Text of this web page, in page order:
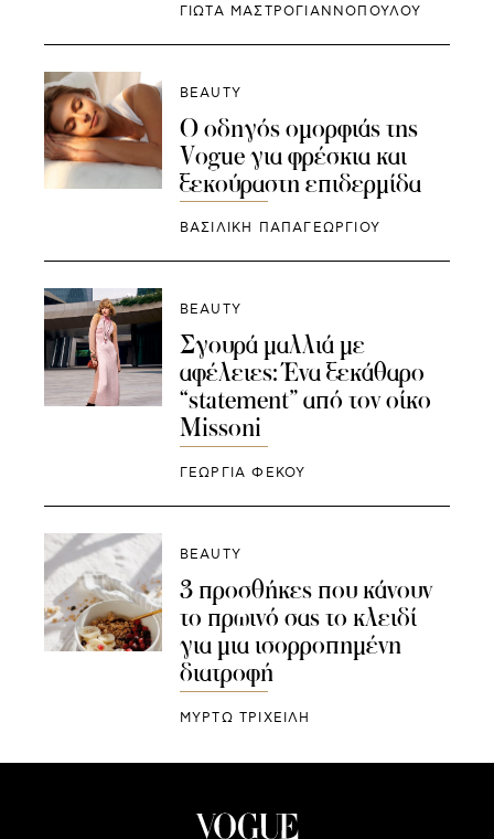
ΓΙΩΤΑ ΜΑΣΤΡΟΓΙΑΝΝΟΠΟΥΛΟΥ
BEAUTY
O οδηγός ομορφιάς της
Vogue για φρέσκια και
ξεκούραστη επιδερμίδα
ΒΑΣΙΛΙΚΗ ΠΑΠΑΓΕΩΡΓΙΟΥ
BEAUTY
Σγουρά μαλλιά με
αφέλειες: Ένα ξεκάθαρο
“statement” από τον οίκο
Missoni
ΓΕΩΡΓΙΑ ΦΕΚΟΥ
BEAUTY
3 προσθήκες που κάνουν
το πρωινό σας το κλειδί
για μια ισορροπημένη
διατροφή
ΜΥΡΤΩ ΤΡΙΧΕΙΛΗ